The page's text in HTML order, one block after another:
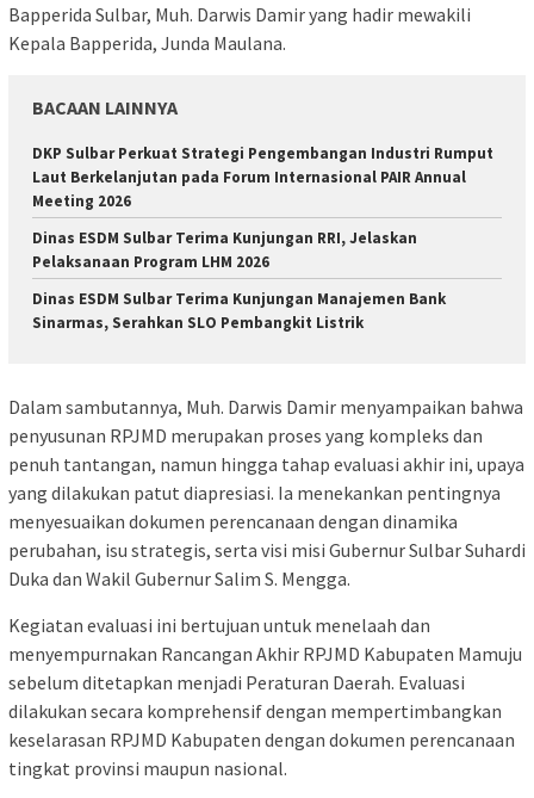
Bapperida Sulbar, Muh. Darwis Damir yang hadir mewakili
Kepala Bapperida, Junda Maulana.
BACAAN LAINNYA
DKP Sulbar Perkuat Strategi Pengembangan Industri Rumput
Laut Berkelanjutan pada Forum Internasional PAIR Annual
Meeting 2026
Dinas ESDM Sulbar Terima Kunjungan RRI, Jelaskan
Pelaksanaan Program LHM 2026
Dinas ESDM Sulbar Terima Kunjungan Manajemen Bank
Sinarmas, Serahkan SLO Pembangkit Listrik
Dalam sambutannya, Muh. Darwis Damir menyampaikan bahwa
penyusunan RPJMD merupakan proses yang kompleks dan
penuh tantangan, namun hingga tahap evaluasi akhir ini, upaya
yang dilakukan patut diapresiasi. Ia menekankan pentingnya
menyesuaikan dokumen perencanaan dengan dinamika
perubahan, isu strategis, serta visi misi Gubernur Sulbar Suhardi
Duka dan Wakil Gubernur Salim S. Mengga.
Kegiatan evaluasi ini bertujuan untuk menelaah dan
menyempurnakan Rancangan Akhir RPJMD Kabupaten Mamuju
sebelum ditetapkan menjadi Peraturan Daerah. Evaluasi
dilakukan secara komprehensif dengan mempertimbangkan
keselarasan RPJMD Kabupaten dengan dokumen perencanaan
tingkat provinsi maupun nasional.